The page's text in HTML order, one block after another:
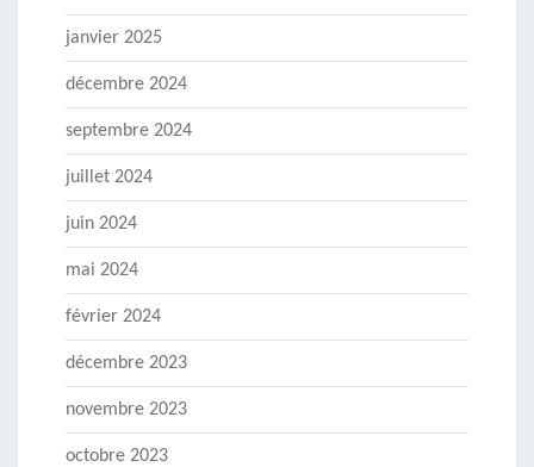
janvier 2025
décembre 2024
septembre 2024
juillet 2024
juin 2024
mai 2024
février 2024
décembre 2023
novembre 2023
octobre 2023